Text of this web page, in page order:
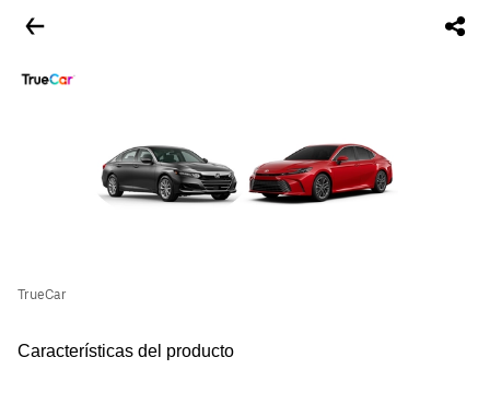
TrueCar
Características del producto